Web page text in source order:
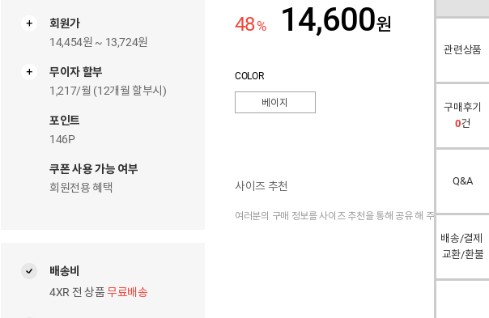
관련상품
구매후기
0건
Q&A
배송/결제
교환/환불
회원가
14,454원 ~ 13,724원
무
무이자 할부
1,217/월 (12개월 할부시)
포인트
146P
쿠폰 사용 가능 여부
회원전용 혜택
배송비
4XR 전 상품무료배송
48% 14,600원
COLOR
베이지
사이즈 추천
여러분의 구매 정보를 사이즈 추천을 통해 공유 해 주세요.